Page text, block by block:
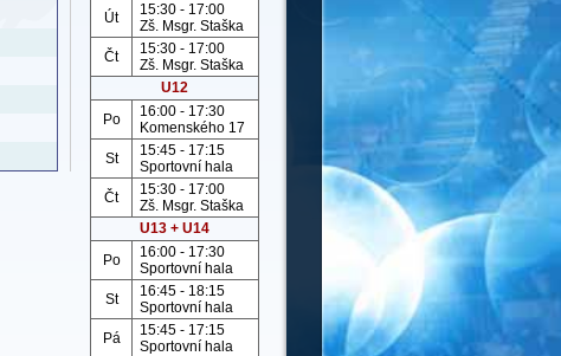
Út
15:30 - 17:00
Zš. Msgr. Staška
Čt
15:30 - 17:00
Zš. Msgr. Staška
U12
Po
16:00 - 17:30
Komenského 17
St
15:45 - 17:15
Sportovní hala
Čt
15:30 - 17:00
Zš. Msgr. Staška
U13 + U14
Po
16:00 - 17:30
Sportovní hala
St
16:45 - 18:15
Sportovní hala
Pá
15:45 - 17:15
Sportovní hala